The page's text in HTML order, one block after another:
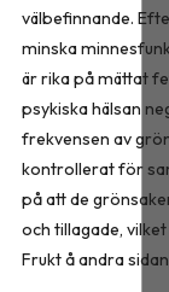
välbefinnande.
minska
är rika på mättat
psykiska hälsan
frekvensen av
kontrollerat för
på att de
och tillagade,
Frukt å andra